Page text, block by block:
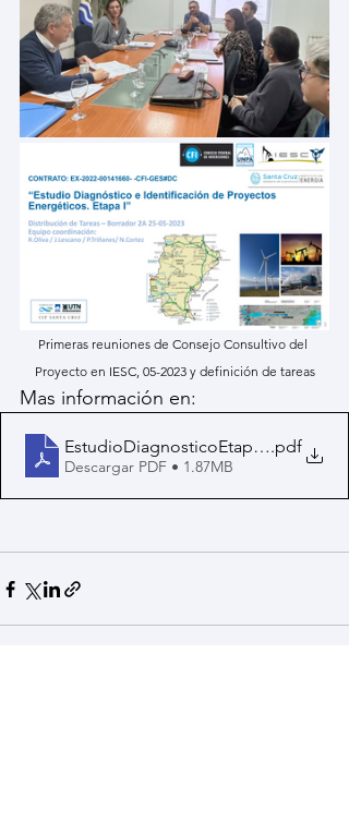
Primeras reuniones de Consejo Consultivo del
Proyecto en IESC, 05-2023 y definición de tareas
Mas información en:
.pdf
Descargar PDF • 1.87MB